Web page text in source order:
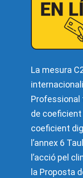
La mesura
Professional
de coeficient
coeficient
l’annex 6
l’acció pel
la Proposta